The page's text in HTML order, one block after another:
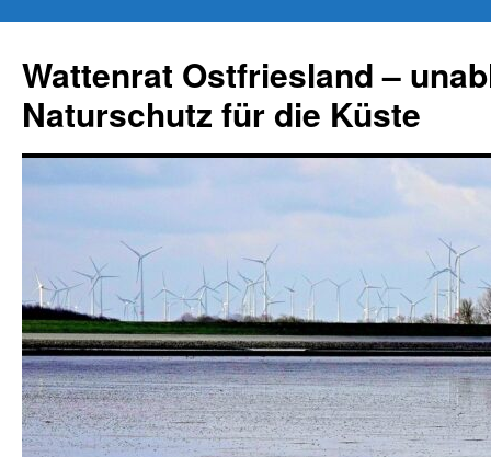
springen
Wattenrat Ostfriesland –
Naturschutz für die Küste